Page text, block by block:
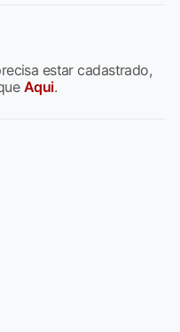
estar cadastrado,
Aqui.